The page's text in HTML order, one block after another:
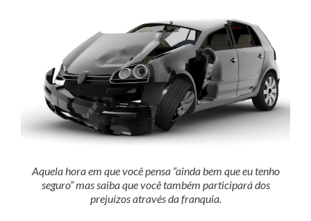
Aquela hora em que você pensa “ainda bem que eu tenho
seguro” mas saiba que você também participará dos
prejuízos através da franquia.